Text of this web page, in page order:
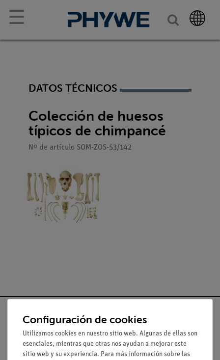
☰
DATOS TÉCNICOS
Colección de huesos
típicos de chimpancé
Nº de artículo SOM-ZOS-53/142
Nach oben
Configuración de cookies
Utilizamos cookies en nuestro sitio web. Algunas de ellas son
esenciales, mientras que otras nos ayudan a mejorar este
sitio web y su experiencia. Para más información sobre las